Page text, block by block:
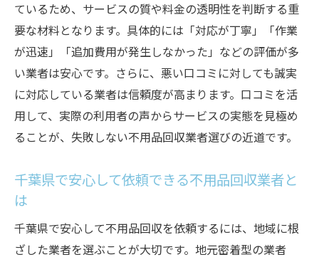
ているため、サービスの質や料金の透明性を判断する重
要な材料となります。具体的には「対応が丁寧」「作業
が迅速」「追加費用が発生しなかった」などの評価が多
い業者は安心です。さらに、悪い口コミに対しても誠実
に対応している業者は信頼度が高まります。口コミを活
用して、実際の利用者の声からサービスの実態を見極め
ることが、失敗しない不用品回収業者選びの近道です。
千葉県で安心して依頼できる不用品回収業者と
は
千葉県で安心して不用品回収を依頼するには、地域に根
ざした業者を選ぶことが大切です。地元密着型の業者